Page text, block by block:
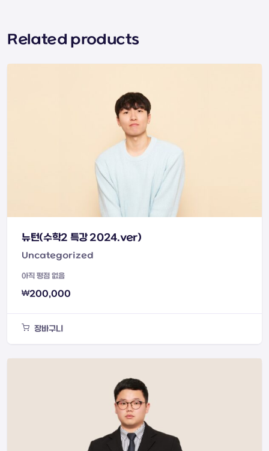
Related products
뉴턴(수학2 특강 2024.ver)
Uncategorized
아직 평점 없음
₩200,000
장바구니